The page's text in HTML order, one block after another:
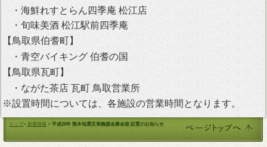
・海鮮れすとらん四季庵 松江店
・旬味美酒 松江駅前四季庵
【鳥取県伯耆町】
・青空バイキング 伯耆の国
【鳥取県瓦町】
・ながた茶店 瓦町 鳥取営業所
※設置時間については、各施設の営業時間となります。
トップ> 新着情報 > 平成28年 熊本地震災害義援金募金箱 設置のお知らせ